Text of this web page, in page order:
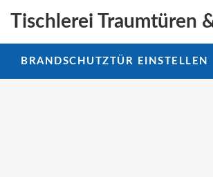
Tischlerei Traumtüren
BRANDSCHUTZTÜR EINSTELLEN